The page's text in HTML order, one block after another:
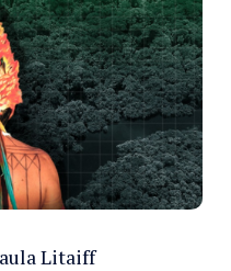
Litaiff